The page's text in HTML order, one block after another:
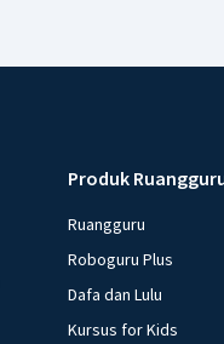
Produk
Ruangguru
Roboguru Plus
Dafa dan Lulu
Kursus for Kids